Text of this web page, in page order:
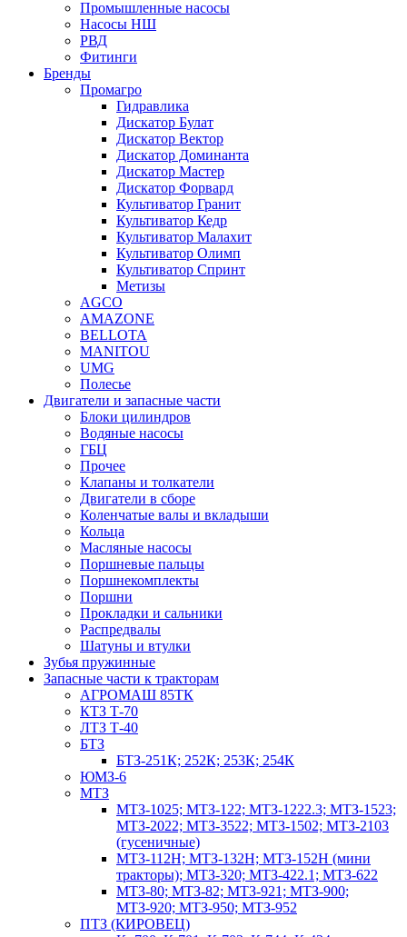
Промышленные насосы
Насосы НШ
РВД
Фитинги
Бренды
Промагро
Гидравлика
Дискатор Булат
Дискатор Вектор
Дискатор Доминанта
Дискатор Мастер
Дискатор Форвард
Культиватор Гранит
Культиватор Кедр
Культиватор Малахит
Культиватор Олимп
Культиватор Спринт
Метизы
AGCO
AMAZONE
BELLOTA
MANITOU
UMG
Полесье
Двигатели и запасные части
Блоки цилиндров
Водяные насосы
ГБЦ
Прочее
Клапаны и толкатели
Двигатели в сборе
Коленчатые валы и вкладыши
Кольца
Масляные насосы
Поршневые пальцы
Поршнекомплекты
Поршни
Прокладки и сальники
Распредвалы
Шатуны и втулки
Зубья пружинные
Запасные части к тракторам
АГРОМАШ 85ТК
КТЗ Т-70
ЛТЗ Т-40
БТЗ
БТЗ-251К; 252К; 253К; 254К
ЮМЗ-6
МТЗ
МТЗ-1025; МТЗ-122; МТЗ-1222.3; МТЗ-1523;
МТЗ-2022; МТЗ-3522; МТЗ-1502; МТЗ-2103
(гусеничные)
МТЗ-112Н; МТЗ-132Н; МТЗ-152Н (мини
тракторы); МТЗ-320; МТЗ-422.1; МТЗ-622
МТЗ-80; МТЗ-82; МТЗ-921; МТЗ-900;
МТЗ-920; МТЗ-950; МТЗ-952
ПТЗ (КИРОВЕЦ)